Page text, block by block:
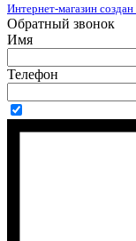
Интернет-магазин
Обратный звонок
Имя
Телефон